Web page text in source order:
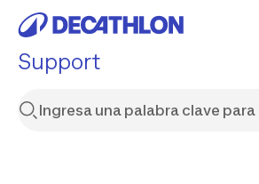
Support